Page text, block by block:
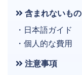
含まれないもの
・日本語ガイド
・個人的な費用
注意事項